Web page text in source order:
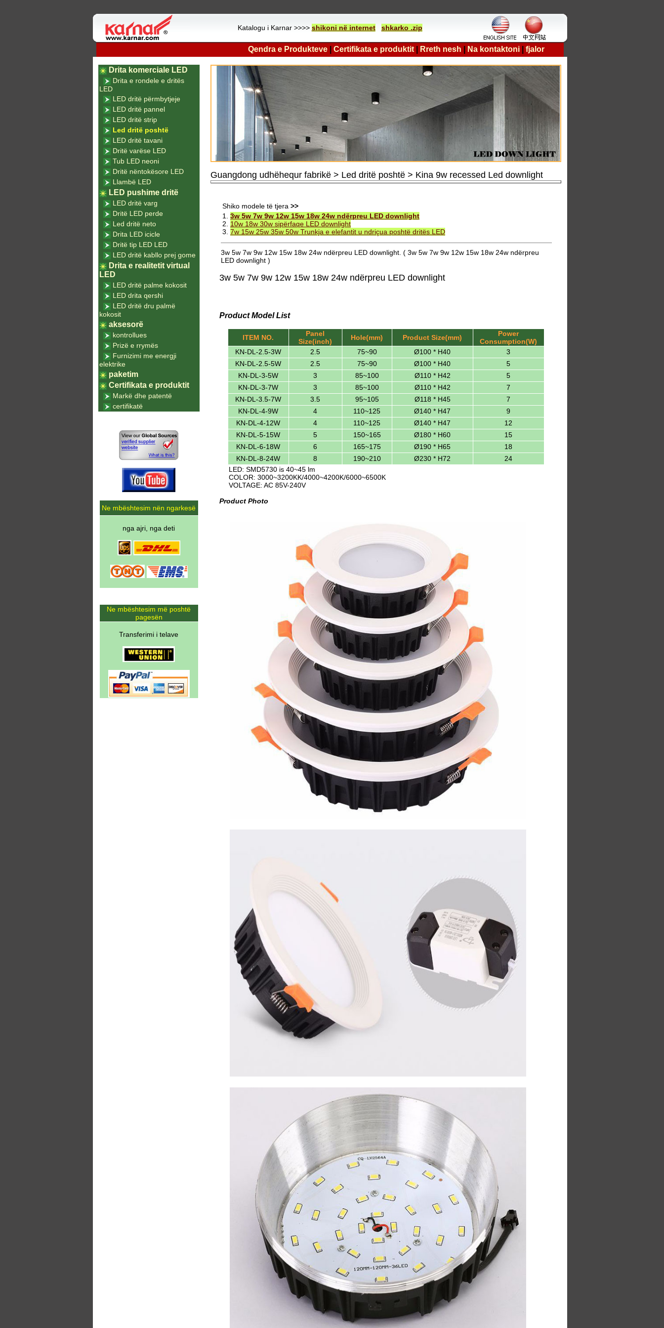
Katalogu i Karnar >>>> shikoni në internet shkarko .zip
Qendra e Produkteve Certifikata e produktit Rreth nesh Na kontaktoni fjalor
Guangdong udhëhequr fabrikë > Led dritë poshtë > Kina 9w recessed Led downlight
Shiko modele të tjera >>
1. 3w 5w 7w 9w 12w 15w 18w 24w ndërpreu LED downlight
2. 10w 18w 30w sipërfaqe LED downlight
3. 7w 15w 25w 35w 50w Trunkja e elefantit u ndriçua poshtë dritës LED
3w 5w 7w 9w 12w 15w 18w 24w ndërpreu LED downlight. ( 3w 5w 7w 9w 12w 15w 18w 24w ndërpreu
LED downlight )
3w 5w 7w 9w 12w 15w 18w 24w ndërpreu LED downlight
Product Model List
ITEM NO.
Panel
Size(inch)
Hole(mm) Product Size(mm)
Power
Consumption(W)
KN-DL-2.5-3W
2.5 75~90 Ø100 * H40
3
KN-DL-2.5-5W
2.5 75~90 Ø100 * H40
5
KN-DL-3-5W
3 85~100 Ø110 * H42
5
KN-DL-3-7W
3 85~100 Ø110 * H42
7
KN-DL-3.5-7W
3.5 95~105 Ø118 * H45
7
KN-DL-4-9W
4 110~125 Ø140 * H47
9
KN-DL-4-12W
4 110~125 Ø140 * H47
12
KN-DL-5-15W
5 150~165 Ø180 * H60
15
KN-DL-6-18W
6 165~175 Ø190 * H65
18
KN-DL-8-24W
8 190~210 Ø230 * H72
24
LED: SMD5730 is 40~45 lm
COLOR: 3000~3200KK/4000~4200K/6000~6500K
VOLTAGE: AC 85V-240V
Product Photo
Drita komerciale LED
Drita e rondele e dritës
LED
LED dritë përmbytjeje
LED dritë pannel
LED dritë strip
Led dritë poshtë
LED dritë tavani
Dritë varëse LED
Tub LED neoni
Dritë nëntokësore LED
Llambë LED
LED pushime dritë
LED dritë varg
Dritë LED perde
Led dritë neto
Drita LED icicle
Dritë tip LED LED
LED dritë kabllo prej gome
Drita e realitetit virtual
LED
LED dritë palme kokosit
LED drita qershi
LED dritë dru palmë
kokosit
aksesorë
kontrollues
Prizë e rrymës
Furnizimi me energji
elektrike
paketim
Certifikata e produktit
Markë dhe patentë
certifikatë
Ne mbështesim nën ngarkesë
nga ajri, nga deti
Ne mbështesim më poshtë
pagesën
Transferimi i telave